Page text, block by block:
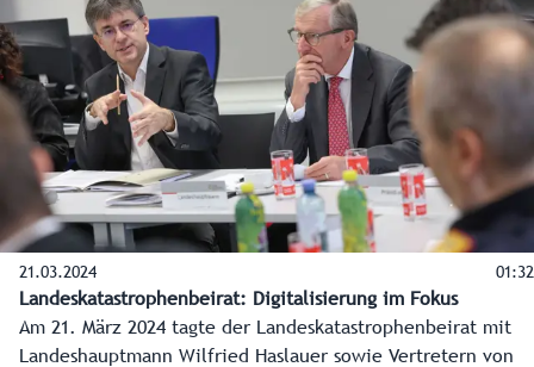
Schwerpunkte wie die Evolution oder auch das Science
Center und die Weltraumhalle.
21.03.2024 01:32
Landeskatastrophenbeirat: Digitalisierung im Fokus
Am 21. März 2024 tagte der Landeskatastrophenbeirat mit
Landeshauptmann Wilfried Haslauer sowie Vertretern von